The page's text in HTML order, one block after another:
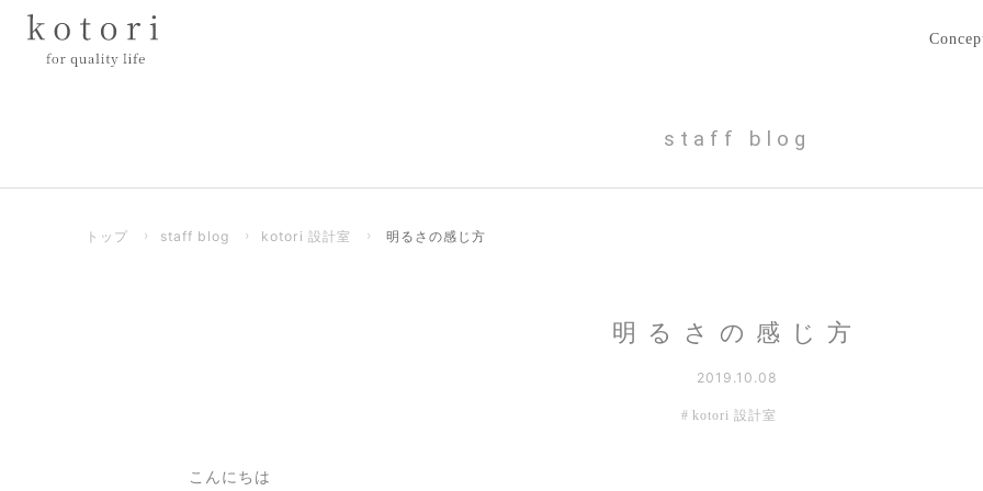
staff blog
トップ › staff blog › kotori 設計室 › 明るさの感じ方
明るさの感じ方
2019.10.08
kotori 設計室
こんにちは